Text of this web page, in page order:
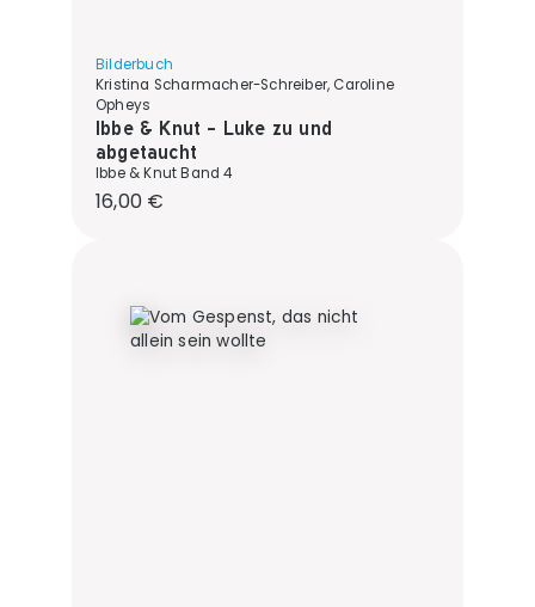
Bilderbuch
Kristina Scharmacher-Schreiber, Caroline
Opheys
Ibbe & Knut - Luke zu und
abgetaucht
Ibbe & Knut Band 4
Regulärer Preis:
16,00 €